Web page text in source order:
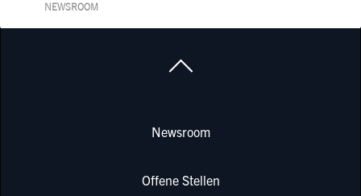
NEWSROOM
Newsroom
Offene Stellen